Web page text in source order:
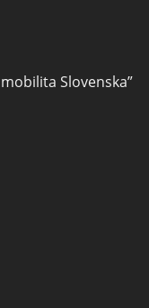
Slovenska”